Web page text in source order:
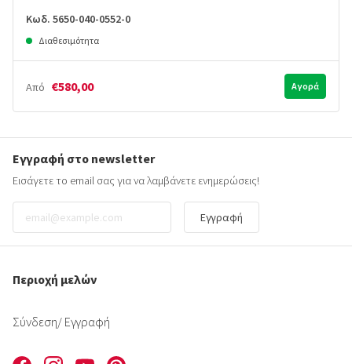
Κωδ. 5650-040-0552-0
Διαθεσιμότητα
Από €580,00 Αγορά
Εγγραφή στο newsletter
Εισάγετε το email σας για να λαμβάνετε ενημερώσεις!
Εγγραφή
Περιοχή μελών
Σύνδεση/ Εγγραφή